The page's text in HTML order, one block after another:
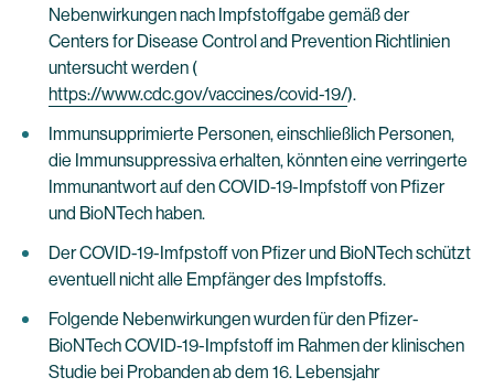
Nebenwirkungen nach Impfstoffgabe gemäß der
Centers for Disease Control and Prevention Richtlinien
untersucht werden (
https://www.cdc.gov/vaccines/covid-19/).
Immunsupprimierte Personen, einschließlich Personen,
die Immunsuppressiva erhalten, könnten eine verringerte
Immunantwort auf den COVID-19-Impfstoff von Pfizer
und BioNTech haben.
Der COVID-19-Imfpstoff von Pfizer und BioNTech schützt
eventuell nicht alle Empfänger des Impfstoffs.
Folgende Nebenwirkungen wurden für den Pfizer-
BioNTech COVID-19-Impfstoff im Rahmen der klinischen
Studie bei Probanden ab dem 16. Lebensjahr